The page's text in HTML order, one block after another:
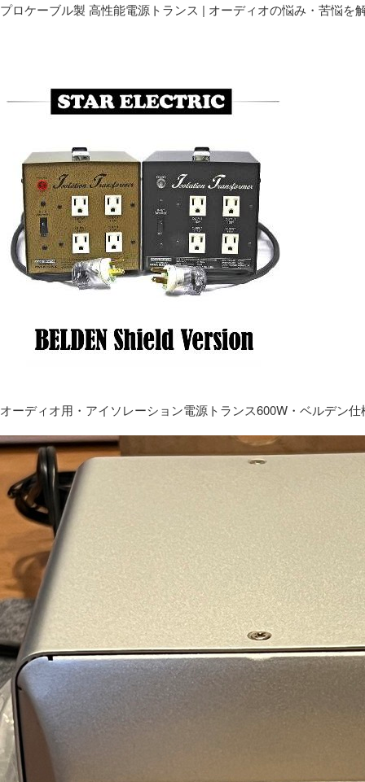
プロケーブル製 高性能電源トランス | オーディオの悩み・苦悩を
オーディオ用・アイソレーション電源トランス600W・ベルデン仕